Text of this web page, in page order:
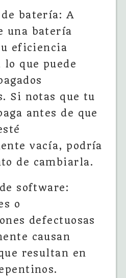
batería: A
una batería
eficiencia
que puede
Si notas que tu
antes de que
vacía, podría
de cambiarla.
software:
o
defectuosas
causan
resultan en